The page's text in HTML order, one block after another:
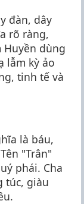
đàn, dây
rõ ràng,
dùng
lẫm kỳ ảo
tinh tế và
là báu,
"Trân"
phái. Cha
túc, giàu